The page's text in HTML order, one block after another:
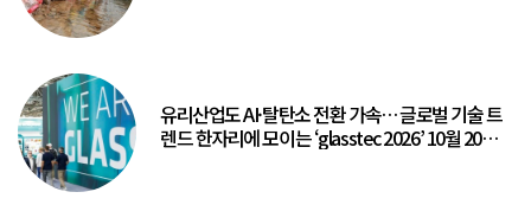
유리산업도 AI·탈탄소 전환 가속… 글로벌 기술 트
렌드 한자리에 모이는 ‘glasstec 2026’ 10월 20일